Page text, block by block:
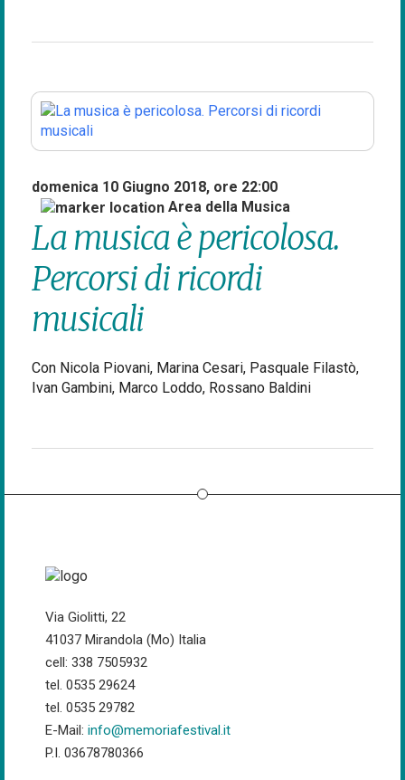
domenica 10 Giugno 2018, ore 22:00
Area della Musica
La musica è pericolosa.
Percorsi di ricordi
musicali
Con Nicola Piovani, Marina Cesari, Pasquale Filastò,
Ivan Gambini, Marco Loddo, Rossano Baldini
Via Giolitti, 22
41037 Mirandola (Mo) Italia
cell: 338 7505932
tel. 0535 29624
tel. 0535 29782
E-Mail: info@memoriafestival.it
P.I. 03678780366